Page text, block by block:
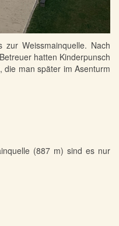
Weissmainquelle. Nach
hatten Kinderpunsch
die man später im Asenturm
(887 m) sind es nur